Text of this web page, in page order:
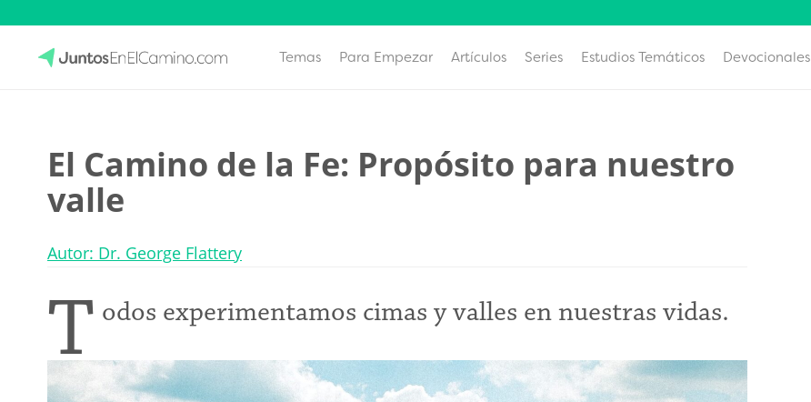
Temas Para Empezar Artículos Series Estudios Temáticos Devocionales
El Camino de la Fe: Propósito para nuestro
valle
Autor: Dr. George Flattery
T odos experimentamos cimas y valles en nuestras vidas.